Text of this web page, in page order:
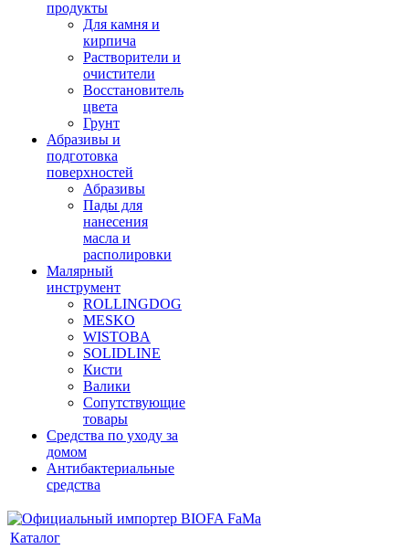
продукты
Для камня и
кирпича
Растворители и
очистители
Восстановитель
цвета
Грунт
Абразивы и
подготовка
поверхностей
Абразивы
Пады для
нанесения
масла и
располировки
Малярный
инструмент
ROLLINGDOG
MESKO
WISTOBA
SOLIDLINE
Кисти
Валики
Сопутствующие
товары
Средства по уходу за
домом
Антибактериальные
средства
Каталог